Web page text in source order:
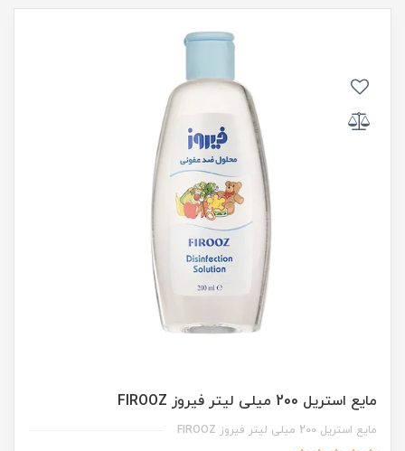
مایع استریل 200 میلی لیتر فیروز FIROOZ
مایع استریل 200 میلی لیتر فیروز FIROOZ